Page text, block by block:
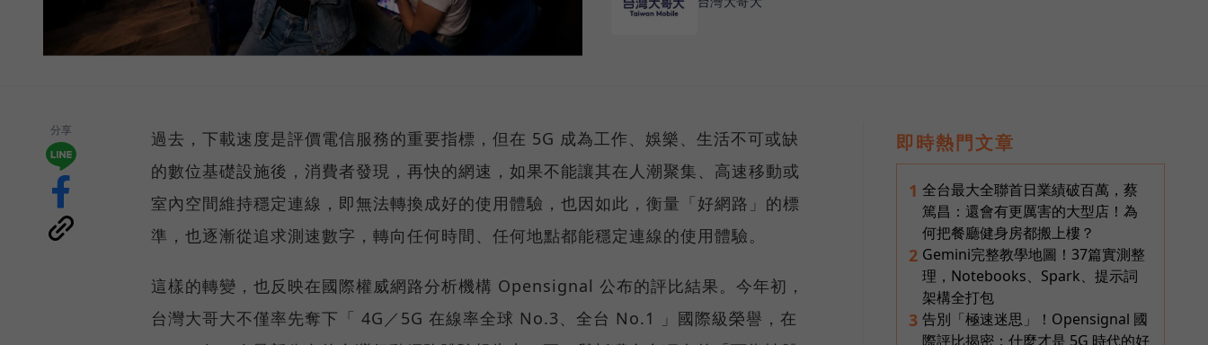
分享
過去，下載速度是評價電信服務的重要指標，但在 5G 成為工作、娛樂、生活不可或缺
的數位基礎設施後，消費者發現，再快的網速，如果不能讓其在人潮聚集、高速移動或
室內空間維持穩定連線，即無法轉換成好的使用體驗，也因如此，衡量「好網路」的標
準，也逐漸從追求測速數字，轉向任何時間、任何地點都能穩定連線的使用體驗。
這樣的轉變，也反映在國際權威網路分析機構 Opensignal 公布的評比結果。今年初，
台灣大哥大不僅率先奪下「 4G／5G 在線率全球 No.3、全台 No.1 」國際級榮譽，在
即時熱門文章
1 全台最大全聯首日業績破百萬，蔡
篤昌：還會有更厲害的大型店！為
何把餐廳健身房都搬上樓？
2 Gemini完整教學地圖！37篇實測整
理，Notebooks、Spark、提示詞
架構全打包
3 告別「極速迷思」！Opensignal 國
際評比揭密：什麼才是 5G 時代的好